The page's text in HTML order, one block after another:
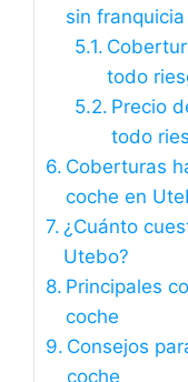
sin franquicia
todo
Precio
todo
Coberturas
coche en
¿Cuánto
Utebo?
Principales
coche
Consejos
coche